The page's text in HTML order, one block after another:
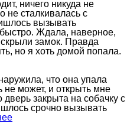
ничего никуда не
не сталкивалась с
вызывать
Ждала, наверное,
замок. Правда
но я хоть домой попала.
что она упала
не может, и открыть мне
закрыта на собачку с
срочно вызывать